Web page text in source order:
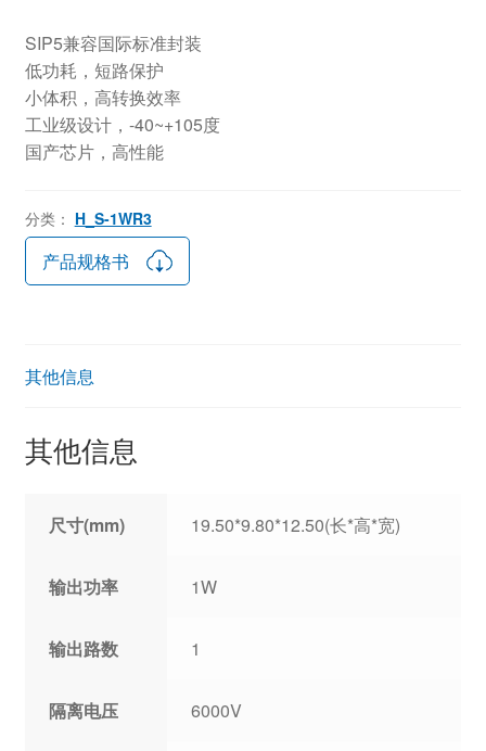
SIP5兼容国际标准封装
低功耗，短路保护
小体积，高转换效率
工业级设计，-40~+105度
国产芯片，高性能
分类： H_S-1WR3
产品规格书
其他信息
其他信息
尺寸(mm) 19.50*9.80*12.50(长*高*宽)
输出功率 1W
输出路数 1
隔离电压 6000V